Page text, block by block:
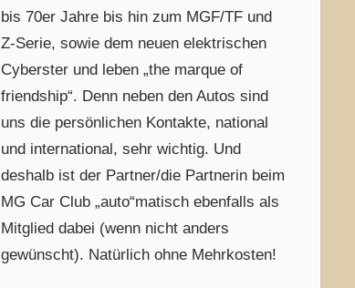
bis 70er Jahre bis hin zum MGF/TF und
Z-Serie, sowie dem neuen elektrischen
Cyberster und leben „the marque of
friendship“. Denn neben den Autos sind
uns die persönlichen Kontakte, national
und international, sehr wichtig. Und
deshalb ist der Partner/die Partnerin beim
MG Car Club „auto“matisch ebenfalls als
Mitglied dabei (wenn nicht anders
gewünscht). Natürlich ohne Mehrkosten!